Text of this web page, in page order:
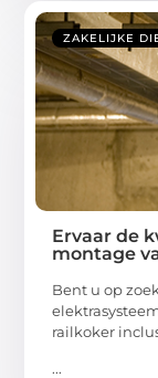
ZAKELIJKE
Ervaar de
montage
Bent u op
railkoker
...